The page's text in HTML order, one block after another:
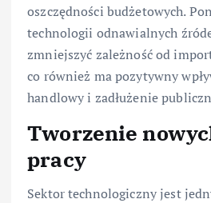
oszczędności budżetowych.
technologii odnawialnych
zmniejszyć zależność od
co również ma pozytywny
handlowy i zadłużenie
Tworzenie
pracy
Sektor technologiczny jest